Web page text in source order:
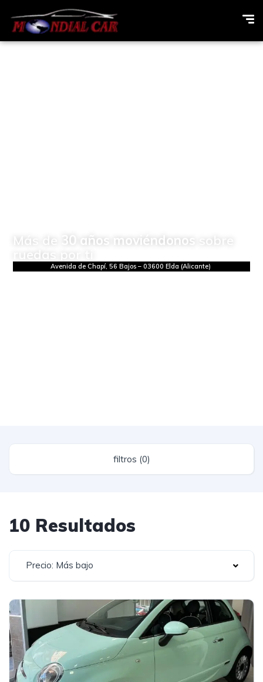
Más de 30 años moviéndonos
sobre
ruedas por ti
Avenida de Chapí, 56 Bajos – 03600 Elda (Alicante)
filtros (0)
10 Resultados
Precio: Más bajo